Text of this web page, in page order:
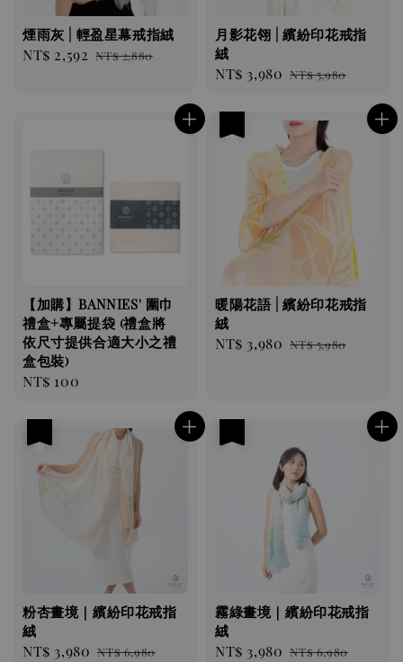
煙雨灰 | 輕盈星幕戒指絨
Sale
NT$ 2,592 Regular
NT$ 2,880
月影花翎 | 繽紛印花戒指
絨
Sale
NT$ 3,980 Regular
NT$ 5,980
【加購】BANNIES' 圍巾
禮盒+專屬提袋 (禮盒將
依尺寸提供合適大小之禮
盒包裝)
Regular
NT$ 100
暖陽花語 | 繽紛印花戒指
絨
Sale
NT$ 3,980 Regular
NT$ 5,980
粉杏畫境｜繽紛印花戒指
絨
Sale
NT$ 3,980 Regular
NT$ 6,980
霧綠畫境｜繽紛印花戒指
絨
Sale
NT$ 3,980 Regular
NT$ 6,980